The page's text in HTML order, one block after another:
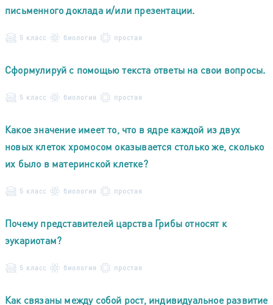
письменного доклада и/или презентации.
5 класс биология простая
Сформулируй с помощью текста ответы на свои вопросы.
5 класс биология простая
Какое значение имеет то, что в ядре каждой из двух
новых клеток хромосом оказывается столько же, сколько
их было в материнской клетке?
5 класс биология простая
Почему представителей царства Грибы относят к
эукариотам?
5 класс биология простая
Как связаны между собой рост, индивидуальное развитие